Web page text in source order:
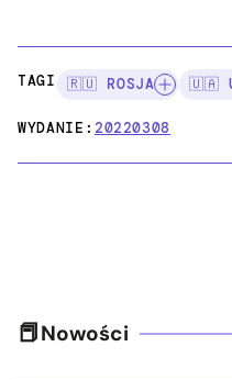
TAGI: 🇷🇺 ROSJA 🇺🇦
WYDANIE:20220308
Nowości